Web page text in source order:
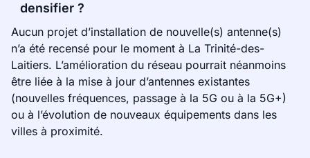
densifier ?
Aucun projet d’installation de nouvelle(s) antenne(s)
n’a été recensé pour le moment à La Trinité-des-
Laitiers. L’amélioration du réseau pourrait néanmoins
être liée à la mise à jour d’antennes existantes
(nouvelles fréquences, passage à la 5G ou à la 5G+)
ou à l’évolution de nouveaux équipements dans les
villes à proximité.